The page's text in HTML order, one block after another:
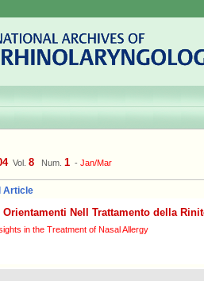
Vol. 8 Num. 1 - Jan/Mar
Article
Orientamenti Nell Trattamento della
in the Treatment of Nasal Allergy